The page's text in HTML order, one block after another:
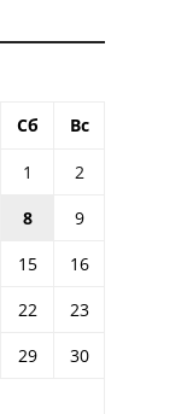
Сб Вс
1
2
8
9
15
16
22
23
29
30